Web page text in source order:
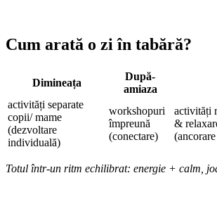
Cum arată o zi în tabără?
Dimineața
După-
amiaza
activități separate
copii/ mame
(dezvoltare
individuală)
workshopuri
împreună
(conectare)
activități
&
Totul într-un ritm echilibrat: energie + calm,